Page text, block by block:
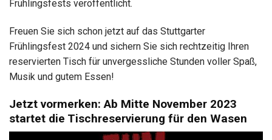
Frühlingsfests veröffentlicht.
Freuen Sie sich schon jetzt auf das Stuttgarter
Frühlingsfest 2024 und sichern Sie sich rechtzeitig Ihren
reservierten Tisch für unvergessliche Stunden voller Spaß,
Musik und gutem Essen!
Jetzt vormerken: Ab Mitte November 2023
startet die Tischreservierung für den Wasen